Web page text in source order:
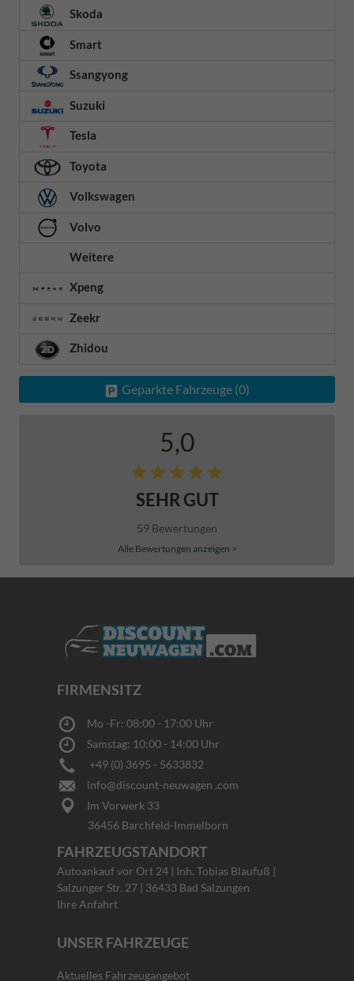
Skoda
Smart
Ssangyong
Suzuki
Tesla
Toyota
Volkswagen
Volvo
Weitere
Xpeng
Zeekr
Zhidou
Geparkte Fahrzeuge (0)
5,0
SEHR GUT
59 Bewertungen
Alle Bewertungen anzeigen >
FIRMENSITZ
Mo -Fr: 08:00 - 17:00 Uhr
Samstag: 10:00 - 14:00 Uhr
+49 (0) 3695 - 5633832
info@discount-neuwagen .com
Im Vorwerk 33
36456 Barchfeld-Immelborn
FAHRZEUGSTANDORT
Autoankauf vor Ort 24 | Inh. Tobias Blaufuß |
Salzunger Str. 27 | 36433 Bad Salzungen
Ihre Anfahrt
UNSER FAHRZEUGE
Aktuelles Fahrzeugangebot